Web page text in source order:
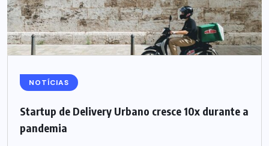
NOTÍCIAS
Startup de Delivery Urbano cresce 10x durante a
pandemia